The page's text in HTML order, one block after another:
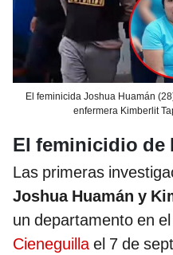
El feminicida Joshua Huamán
enfermera Kimberlit
El feminicidio de
Las primeras
Joshua Huamán y
un departamento en
Cieneguillael 7 de